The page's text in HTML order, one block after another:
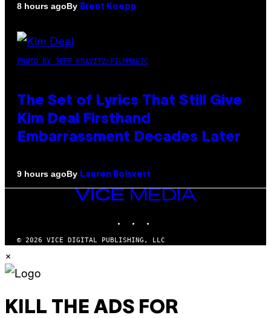
8 hours agoBy Brent Koepp
PHOTO BY JEFF KRAVITZ/FILMMAGIC
The Set of Lyrics That Still Give
Kim Deal Firsthand
Embarrassment Decades Later
9 hours agoBy Lauren Boisvert
VICE
MEDIA
© 2026 VICE DIGITAL PUBLISHING, LLC
×
KILL THE ADS FOR